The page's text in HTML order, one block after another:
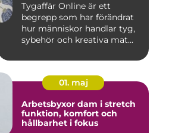
Tygaffär Online är ett
begrepp som har förändrat
hur människor handlar tyg,
sybehör och kreativa mat...
01. maj
Arbetsbyxor dam i stretch
funktion, komfort och
hållbarhet i fokus